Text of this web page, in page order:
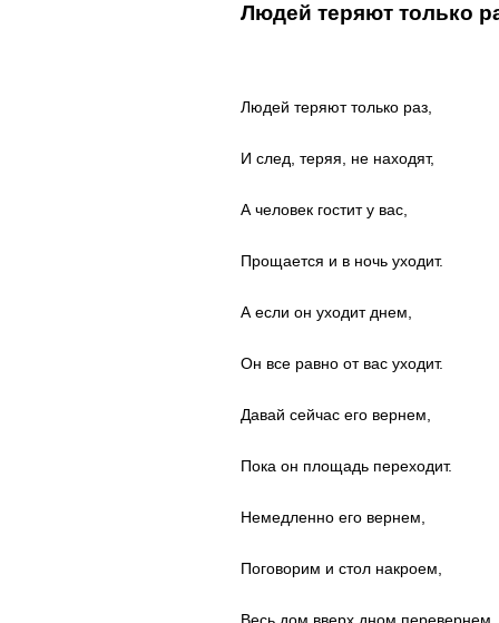
Людей теряют только
Людей теряют только раз,
И след, теряя, не находят,
А человек гостит у вас,
Прощается и в ночь уходит.
А если он уходит днем,
Он все равно от вас уходит.
Давай сейчас его вернем,
Пока он площадь переходит.
Немедленно его вернем,
Поговорим и стол накроем,